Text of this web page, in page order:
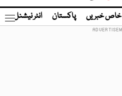
خاص خبریں پاکستان انٹر نیشنل